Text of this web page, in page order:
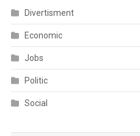
Divertisment
Economic
Jobs
Politic
Social